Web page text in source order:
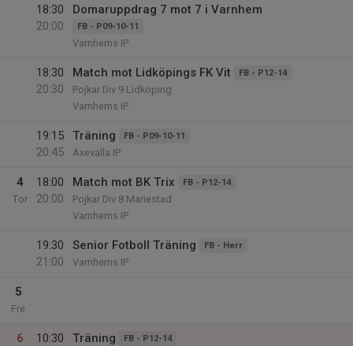
18:30
20:00
Domaruppdrag 7 mot 7 i Varnhem
FB - P09-10-11
Varnhems IP
18:30
20:30
Match mot Lidköpings FK Vit FB - P12-14
Pojkar Div 9 Lidköping
Varnhems IP
19:15
20:45
Träning FB - P09-10-11
Axevalla IP
4
Tor
18:00
20:00
Match mot BK Trix FB - P12-14
Pojkar Div 8 Mariestad
Varnhems IP
19:30
21:00
Senior Fotboll Träning FB - Herr
Varnhems IP
5
Fre
6
10:30
Träning FB - P12-14